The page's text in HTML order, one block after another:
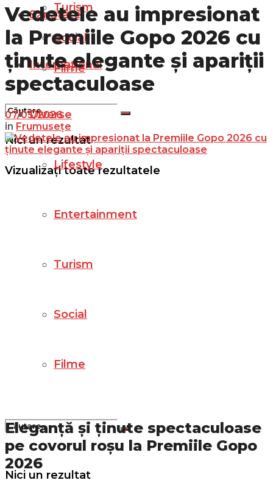
Turism
Social
Filme
Nici un rezultat
Vizualizați toate rezultatele
Sănătate
Internațional
Diverse
Lifestyle
Entertainment
Turism
Social
Filme
Nici un rezultat
Vedetele au impresionat
la Premiile Gopo 2026 cu
ținute elegante și apariții
spectaculoase
07/05/2026
in Frumusețe
Eleganță și ținute spectaculoase
pe covorul roșu la Premiile Gopo
2026